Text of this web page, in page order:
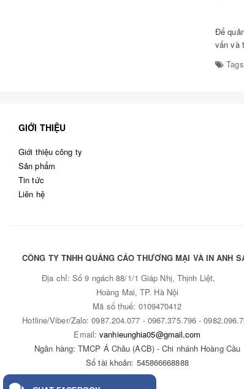
Để
vấn và
GIỚI THIỆU
Giới thiệu công ty
Sản phẩm
Tin tức
Liên hệ
CÔNG TY TNHH QUẢNG CÁO THƯƠNG MẠI VÀ IN ANH
Địa chỉ:Số 9 ngách 88/1/1 Giáp Nhị, Thịnh Liệt,
Hoàng Mai, TP. Hà Nội
Mã số thuế: 0109470412
Hotline/Viber/Zalo: 0987.204.077 - 0967.375.796 - 0982
Email:vanhieunghia05@gmail.com
Ngân hàng: TMCP Á Châu (ACB) - Chi nhánh Hoàng Cầu
Số tài khoản: 545866668888
Thiết kế bởi